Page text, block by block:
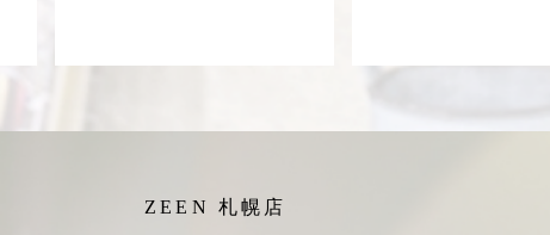
ZEEN 札幌店